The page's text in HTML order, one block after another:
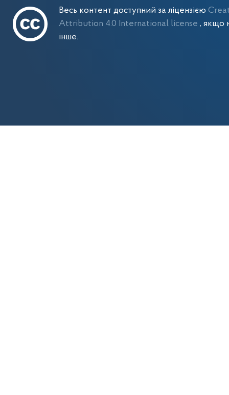
Весь контент доступний за ліцензією
Attribution 4.0 International license , якщо
інше.